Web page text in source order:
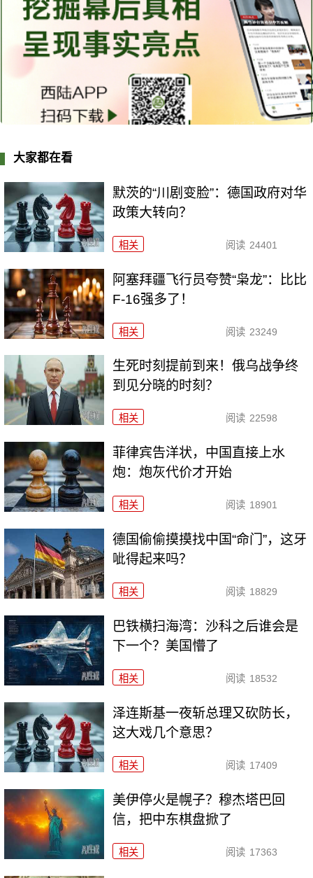
大家都在看
默茨的“川剧变脸”：德国政府对华
政策大转向？
相关 阅读 24401
阿塞拜疆飞行员夸赞“枭龙”：比比
F-16强多了！
相关 阅读 23249
生死时刻提前到来！俄乌战争终
到见分晓的时刻？
相关 阅读 22598
菲律宾告洋状，中国直接上水
炮：炮灰代价才开始
相关 阅读 18901
德国偷偷摸摸找中国“命门”，这牙
呲得起来吗？
相关 阅读 18829
巴铁横扫海湾：沙科之后谁会是
下一个？美国懵了
相关 阅读 18532
泽连斯基一夜斩总理又砍防长，
这大戏几个意思？
相关 阅读 17409
美伊停火是幌子？穆杰塔巴回
信，把中东棋盘掀了
相关 阅读 17363